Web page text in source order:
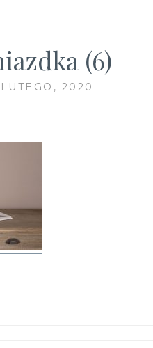
— —
(6)
2020